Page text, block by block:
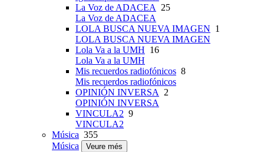
La Voz de ADACEA
25
La Voz de ADACEA
LOLA BUSCA NUEVA IMAGEN 1
LOLA BUSCA NUEVA IMAGEN
Lola Va a la UMH 16
Lola Va a la UMH
Mis recuerdos radiofónicos 8
Mis recuerdos radiofónicos
OPINIÓN INVERSA
2
OPINIÓN INVERSA
VINCULA2 9
VINCULA2
Música 355
Música
Veure més